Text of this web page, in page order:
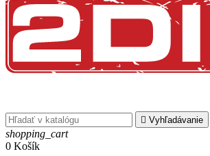
 Vyhľadávanie
shopping_cart
0 Košík